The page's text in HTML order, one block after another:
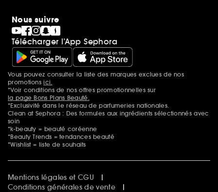
Nous suivre
Télécharger l’App Sephora
Mentions additionnelles
Vous pouvez consulter la liste des marques exclues de nos
promotionsici.
*Voir conditions de nos offres promotionnelles sur
la page Bons Plans Beauté.
*Exclusivité dans le réseau de parfumeries nationales.
Clean at Sephora : Des formules aux ingrédients sélectionnés avec
soin
*k-beauty = beauté coréenne
*Beauty Trends = tendances beauté
*Wishlist = liste de souhaits
Mentions légales et CGU
Conditions générales de vente